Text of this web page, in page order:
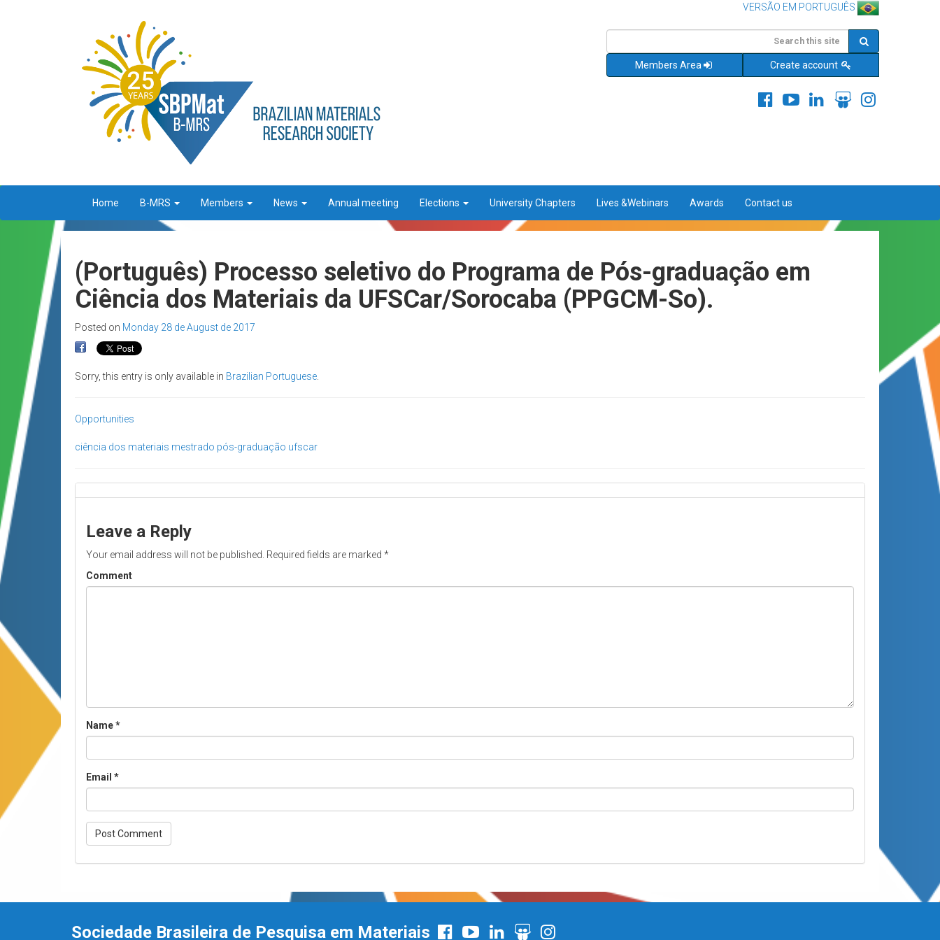
VERSÃO EM PORTUGUÊS
Members Area Create account
Home B-MRS Members News Annual meeting Elections University Chapters Lives &Webinars Awards Contact us
(Português) Processo seletivo do Programa de Pós-graduação em
Ciência dos Materiais da UFSCar/Sorocaba (PPGCM-So).
Posted on Monday 28 de August de 2017
Sorry, this entry is only available in Brazilian Portuguese
Opportunities
ciência dos materiais mestrado pós-graduação ufscar
Leave a Reply
Your email address will not be published. Required fields are marked *
Comment
Name*
Email *
Sociedade Brasileira de Pesquisa em Materiais